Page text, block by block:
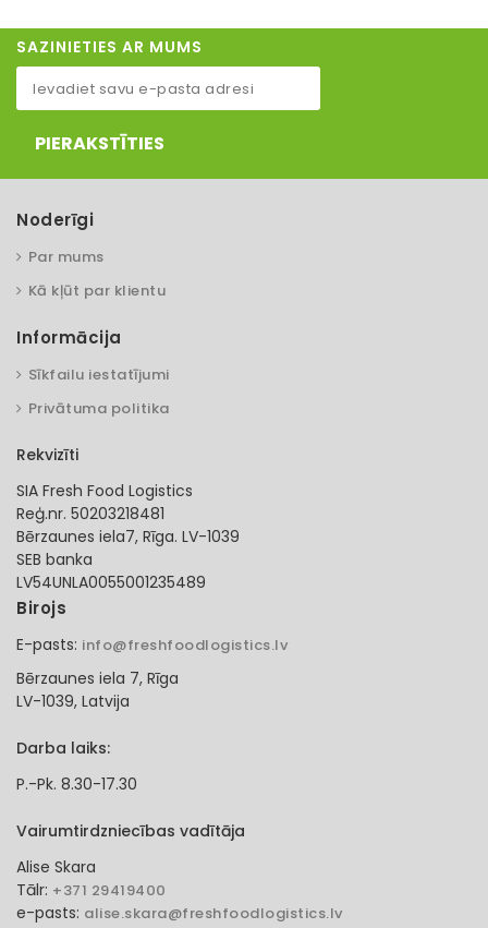
SAZINIETIES AR MUMS
PIERAKSTĪTIES
Noderīgi
Par mums
Kā kļūt par klientu
Informācija
Sīkfailu iestatījumi
Privātuma politika
Rekvizīti
SIA Fresh Food Logistics
Reģ.nr. 50203218481
Bērzaunes iela7, Rīga. LV-1039
SEB banka
LV54UNLA0055001235489
Birojs
E-pasts: info@freshfoodlogistics.lv
Bērzaunes iela 7, Rīga
LV-1039, Latvija
Darba laiks:
P.-Pk. 8.30-17.30
Vairumtirdzniecības vadītāja
Alise Skara
Tālr: +371 29419400
e-pasts: alise.skara@freshfoodlogistics.lv